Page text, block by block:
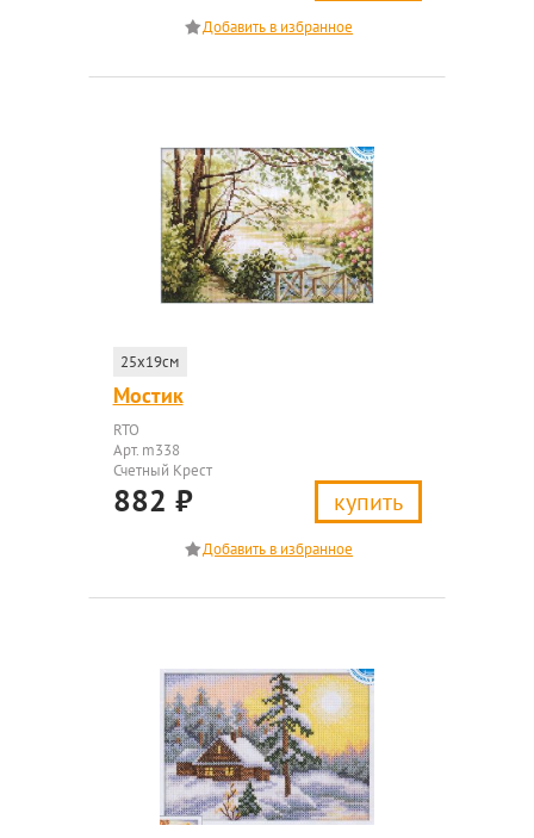
25x19см
Мостик
RTO
Арт. m338
Счетный Крест
882 ₽ купить